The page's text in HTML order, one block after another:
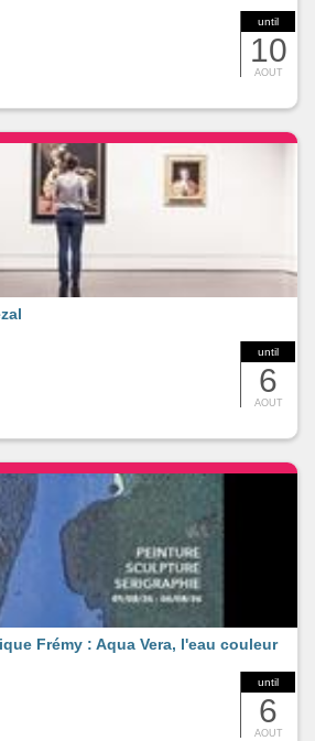
until
10
AOUT
until
6
AOUT
until
6
AOUT
Frémy : Aqua Vera, l'eau couleur